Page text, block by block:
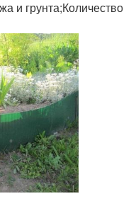
и грунта;Количество